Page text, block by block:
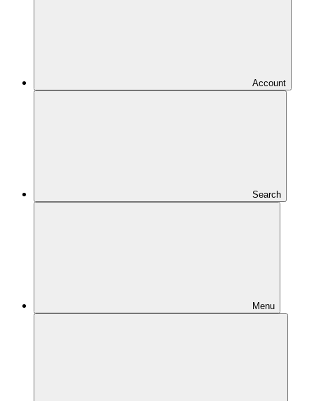
Account
Search
Menu